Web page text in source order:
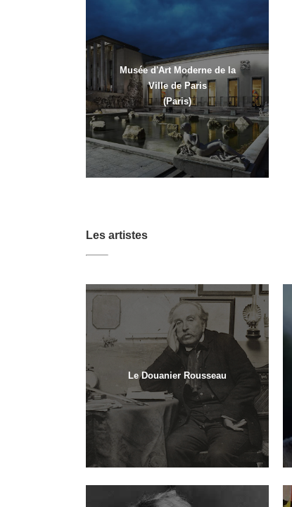
Musée d'Art Moderne de la
Ville de Paris
(Paris)
Les artistes
Le Douanier Rousseau